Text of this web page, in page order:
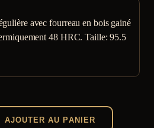
avec fourreau en bois gainé
48 HRC. Taille: 95.5
AJOUTER AU PANIER